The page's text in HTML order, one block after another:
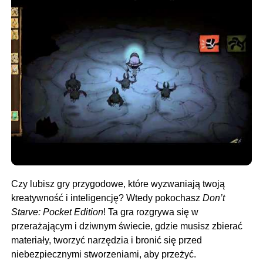
Czy lubisz gry przygodowe, które wyzwaniają twoją
kreatywność i inteligencję? Wtedy pokochasz Don’t
Starve: Pocket Edition! Ta gra rozgrywa się w
przerażającym i dziwnym świecie, gdzie musisz zbierać
materiały, tworzyć narzędzia i bronić się przed
niebezpiecznymi stworzeniami, aby przeżyć.